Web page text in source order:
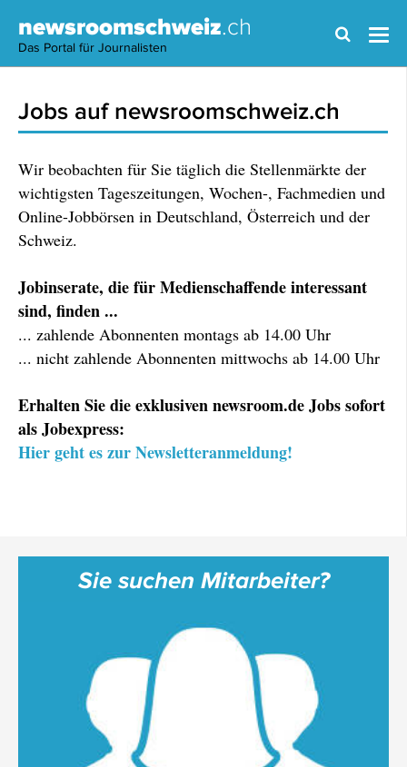
newsroomschweiz.ch
Das Portal für Journalisten
Jobs auf newsroomschweiz.ch
Wir beobachten für Sie täglich die Stellenmärkte der
wichtigsten Tageszeitungen, Wochen-, Fachmedien und
Online-Jobbörsen in Deutschland, Österreich und der
Schweiz.
Jobinserate, die für Medienschaffende interessant
sind, finden ...
... zahlende Abonnenten montags ab 14.00 Uhr
... nicht zahlende Abonnenten mittwochs ab 14.00 Uhr
Erhalten Sie die exklusiven newsroom.de Jobs sofort
als Jobexpress:
Hier geht es zur Newsletteranmeldung!
Sie suchen Mitarbeiter?